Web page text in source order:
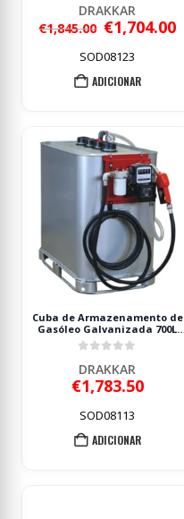
DRAKKAR
€1,845.00 O
preço
original
era:
€1,845.00.
€1,704.00O
SOD08123
ADICIONAR
Cuba de Armazenamento de
Gasóleo Galvanizada 700L
Dupla Parede DRAKKAR 230V 60
l/min
DRAKKAR
€1,783.50
SOD08113
ADICIONAR